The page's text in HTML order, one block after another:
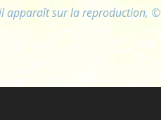
sur la reproduction, ©